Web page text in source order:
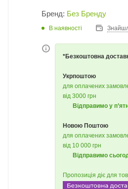
Бренд: Без Бренду
В наявності
*Безкоштовна
Укрпоштою
для оплачених
від 3000 грн
Відправимо у
Новою Поштою
для оплачених
від 10 000 грн
Відправимо
Пропозиція діє для